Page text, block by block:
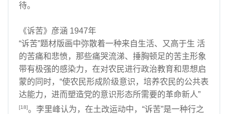
待。
《诉苦》彦涵 1947年
“诉苦”题材版画中弥散着一种来自生活、又高于生 活
的苦痛和悲愤，那些痛哭流涕、捶胸顿足的苦主形象
带有极强的感染力，在对农民进行政治教育和思想启
蒙的同时，“使农民形成阶级意识，培养农民的公共表
达能力，进而塑造党的意识形态所需要的革命新人”
[18]。李里峰认为，在土改运动中，“诉苦”是一种行之